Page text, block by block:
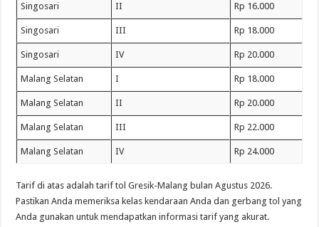
Singosari II Rp 16.000
Singosari III Rp 18.000
Singosari IV Rp 20.000
Malang Selatan I Rp 18.000
Malang Selatan II Rp 20.000
Malang Selatan III Rp 22.000
Malang Selatan IV Rp 24.000
Tarif di atas adalah tarif tol Gresik-Malang bulan Agustus 2026.
Pastikan Anda memeriksa kelas kendaraan Anda dan gerbang tol yang
Anda gunakan untuk mendapatkan informasi tarif yang akurat.